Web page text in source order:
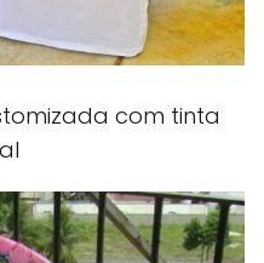
com tinta